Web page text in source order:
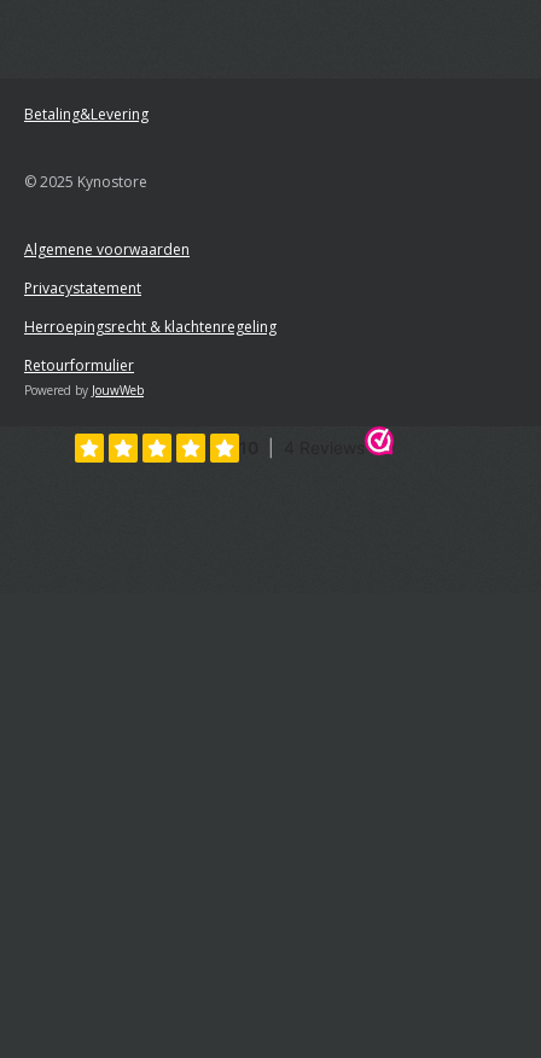
Betaling&Levering
© 2025 Kynostore
Algemene voorwaarden
Privacystatement
Herroepingsrecht & klachtenregeling
Retourformulier
Powered by JouwWeb